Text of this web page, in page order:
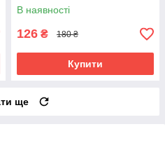
В наявності
126 ₴ 180 ₴
Купити
ще